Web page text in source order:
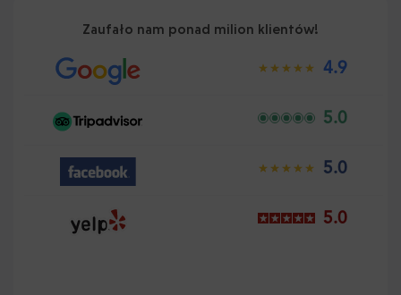
Zaufało nam ponad milion klientów!
4.9
5.0
5.0
5.0